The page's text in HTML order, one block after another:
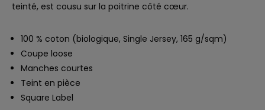
teinté, est cousu sur la poitrine côté cœur.
100 % coton (biologique, Single Jersey, 165 g/sqm)
Coupe loose
Manches courtes
Teint en pièce
Square Label